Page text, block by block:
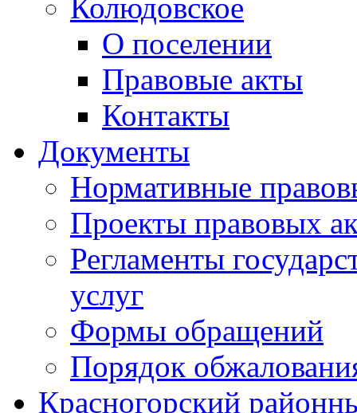
Колюдовское
О поселении
Правовые акты
Контакты
Документы
Нормативные
Проекты правовых
Регламенты
услуг
Формы обращений
Порядок
Красногорский